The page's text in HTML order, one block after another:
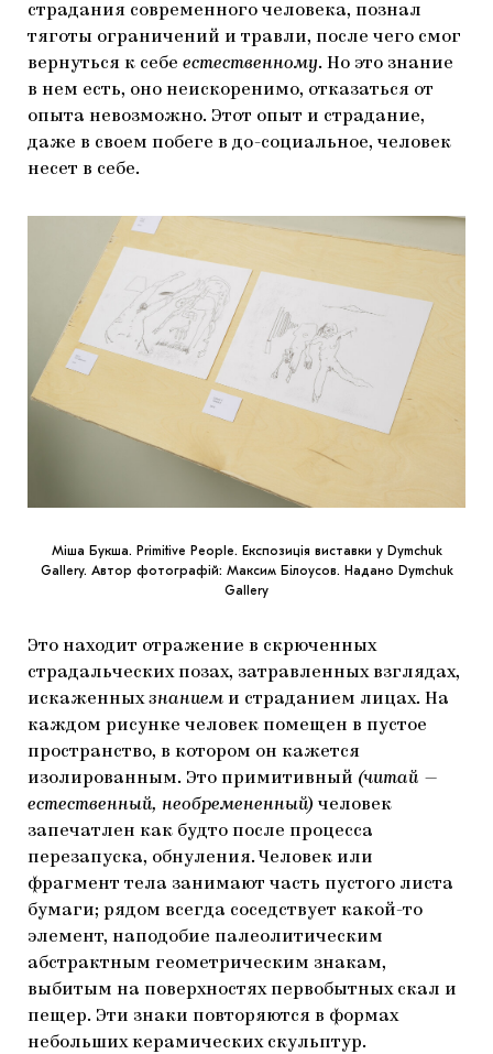
страдания современного человека, познал
тяготы ограничений и травли, после чего смог
вернуться к себе естественному. Но это знание
в нем есть, оно неискоренимо, отказаться от
опыта невозможно. Этот опыт и страдание,
даже в своем побеге в до-социальное, человек
несет в себе.
Міша Букша. Primitive People. Експозиція виставки у Dymchuk
Gallery. Автор фотографій: Максим Білоусов. Надано Dymchuk
Gallery
Это находит отражение в скрюченных
страдальческих позах, затравленных взглядах,
искаженныхзнанием и страданием лицах. На
каждом рисунке человек помещен в пустое
пространство, в котором он кажется
изолированным. Это примитивный (читай —
естественный, необремененный) человек
запечатлен как будто после процесса
перезапуска, обнуления. Человек или
фрагмент тела занимают часть пустого листа
бумаги; рядом всегда соседствует какой-то
элемент, наподобие палеолитическим
абстрактным геометрическим знакам,
выбитым на поверхностях первобытных скал и
пещер. Эти знаки повторяются в формах
небольших керамических скульптур.